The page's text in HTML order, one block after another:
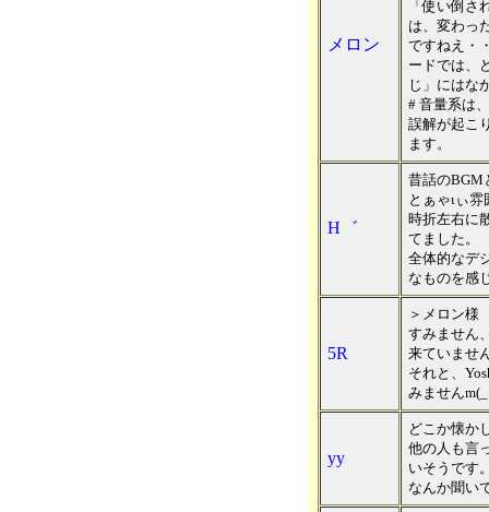
メロン
「使い倒さ
は、変わっ
ですねえ・
ードでは、
じ」にはな
# 音量系は
誤解が起こ
ます。
H゛
昔話のBGM
とぁゃιぃ
時折左右に
てました。
全体的なデ
なものを感
5R
＞メロン様
すみません
来ていませ
それと、
みません
yy
どこか懐か
他の人も言
いそうです
なんか聞い